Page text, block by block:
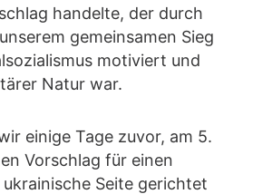
handelte, der durch
gemeinsamen Sieg
motiviert und
Natur war.
einige Tage zuvor, am 5.
Vorschlag für einen
Seite gerichtet